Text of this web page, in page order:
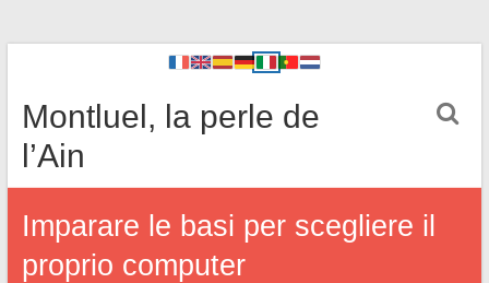
Montluel, la perle de
l’Ain
Imparare le basi per scegliere il
proprio computer